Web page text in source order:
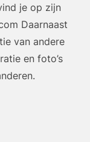
je op zijn
Daarnaast
van andere
en foto’s